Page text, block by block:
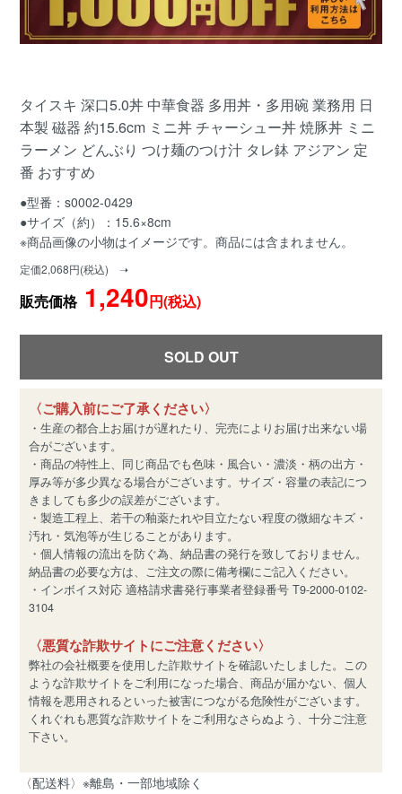
タイスキ 深口5.0丼 中華食器 多用丼・多用碗 業務用 日
本製 磁器 約15.6cm ミニ丼 チャーシュー丼 焼豚丼 ミニ
ラーメン どんぶり つけ麺のつけ汁 タレ鉢 アジアン 定
番 おすすめ
●型番：s0002-0429
●サイズ（約）：15.6×8cm
※商品画像の小物はイメージです。商品には含まれません。
定価2,068円(税込) ➝
販売価格1,240円(税込)
SOLD OUT
〈ご購入前にご了承ください〉
・生産の都合上お届けが遅れたり、完売によりお届け出来ない場
合がございます。
・商品の特性上、同じ商品でも色味・風合い・濃淡・柄の出方・
厚み等が多少異なる場合がございます。サイズ・容量の表記につ
きましても多少の誤差がございます。
・製造工程上、若干の釉薬たれや目立たない程度の微細なキズ・
汚れ・気泡等が生じることがあります。
・個人情報の流出を防ぐ為、納品書の発行を致しておりません。
納品書の必要な方は、ご注文の際に備考欄にご記入ください。
・インボイス対応 適格請求書発行事業者登録番号 T9-2000-0102-
3104
〈悪質な詐欺サイトにご注意ください〉
弊社の会社概要を使用した詐欺サイトを確認いたしました。この
ような詐欺サイトをご利用になった場合、商品が届かない、個人
情報を悪用されるといった被害につながる危険性がございます。
くれぐれも悪質な詐欺サイトをご利用なさらぬよう、十分ご注意
下さい。
〈配送料〉※離島・一部地域除く